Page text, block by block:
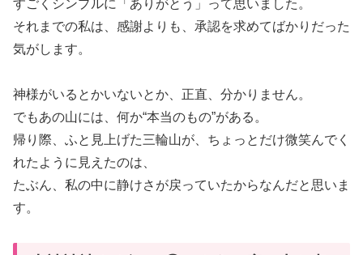
すごくシンプルに「ありがとう」って思いました。
それまでの私は、感謝よりも、承認を求めてばかりだった
気がします。
神様がいるとかいないとか、正直、分かりません。
でもあの山には、何か“本当のもの”がある。
帰り際、ふと見上げた三輪山が、ちょっとだけ微笑んでく
れたように見えたのは、
たぶん、私の中に静けさが戻っていたからなんだと思いま
す。